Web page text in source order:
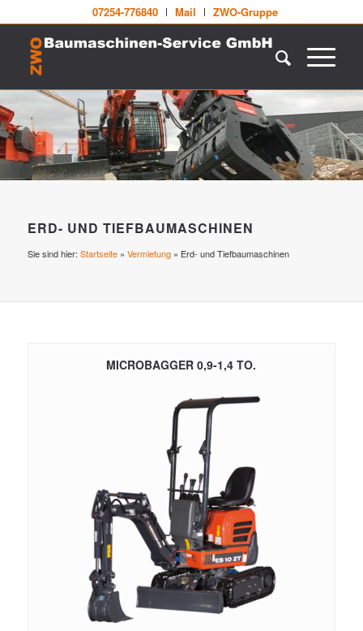
07254-776840 Mail ZWO-Gruppe
ERD- UND TIEFBAUMASCHINEN
Sie sind hier: Startseite» Vermietung» Erd- und Tiefbaumaschinen
MICROBAGGER 0,9-1,4 TO.